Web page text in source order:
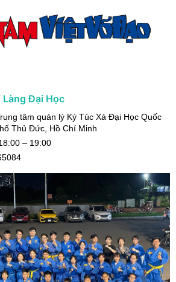
Đại Học
tâm quản lý Ký Túc Xá Đại Học Quốc
Thủ Đức Hồ Chí Minh
– 19:00